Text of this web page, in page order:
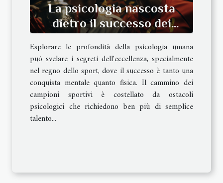
La psicologia nascosta
dietro il successo dei
campioni dello sport
Esplorare le profondità della psicologia umana
può svelare i segreti dell'eccellenza, specialmente
nel regno dello sport, dove il successo è tanto una
conquista mentale quanto fisica. Il cammino dei
campioni sportivi è costellato da ostacoli
psicologici che richiedono ben più di semplice
talento...